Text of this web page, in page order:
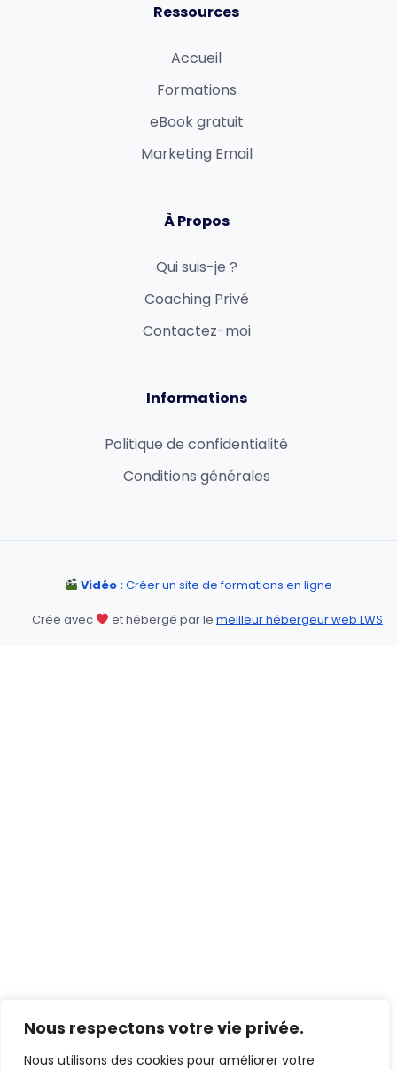
Nous respectons votre vie privée.
Nous utilisons des cookies pour améliorer votre
Ressources
Accueil
Formations
eBook gratuit
Marketing Email
À Propos
Qui suis-je ?
Coaching Privé
Contactez-moi
Informations
Politique de confidentialité
Conditions générales
Vidéo :Créer un site de formations en ligne
Créé avec et hébergé par le meilleur hébergeur web LWS